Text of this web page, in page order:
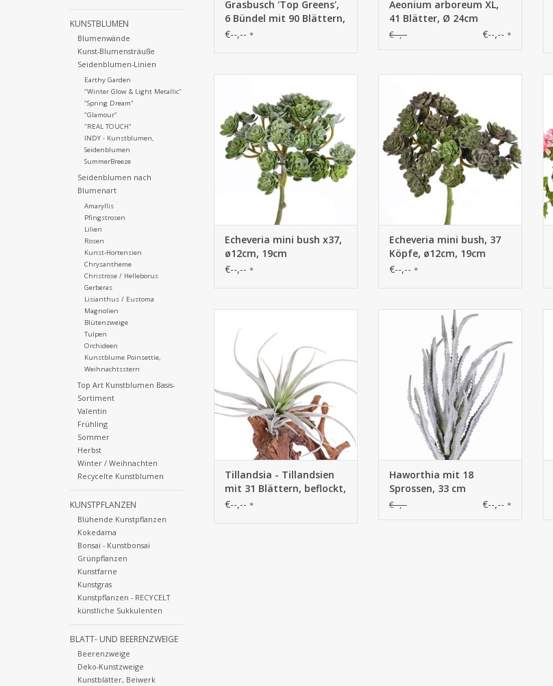
KUNSTBLUMEN
Blumenwände
Kunst-Blumensträuße
Seidenblumen-Linien
Earthy Garden
"Winter Glow & Light Metallic"
"Spring Dream"
"Glamour"
"REAL TOUCH"
INDY - Kunstblumen,
Seidenblumen
SummerBreeze
Seidenblumen nach
Blumenart
Amaryllis
Pfingstrosen
Lilien
Rosen
Kunst-Hortensien
Chrysantheme
Christrose / Helleborus
Gerberas
Lisianthus / Eustoma
Magnolien
Blütenzweige
Tulpen
Orchideen
Kunstblume Poinsettie,
Weihnachtsstern
Top Art Kunstblumen Basis-
Sortiment
Valentin
Frühling
Sommer
Herbst
Winter / Weihnachten
Recycelte Kunstblumen
KUNSTPFLANZEN
Blühende Kunstpflanzen
Kokedama
Bonsai - Kunstbonsai
Grünpflanzen
Kunstfarne
Kunstgras
Kunstpflanzen - RECYCELT
künstliche Sukkulenten
BLATT- UND BEERENZWEIGE
Beerenzweige
Deko-Kunstzweige
Kunstblätter, Beiwerk
Grasbusch 'Top Greens',
6 Bündel mit 90 Blättern,
UV sicher, Vollplastik, Ø
€--,-- *
Aeonium arboreum XL,
41 Blätter, Ø 24cm
€--,-- €--,-- *
x37, ø12cm, 19cm
Echeveria mini bush x37,
ø12cm, 19cm
€--,-- *
37 Köpfe, ø12cm, 19cm
Echeveria mini bush, 37
Köpfe, ø12cm, 19cm
€--,-- *
Tillandsien mit 31 Blättern,
beflockt, 25 cm
Tillandsia - Tillandsien
mit 31 Blättern, beflockt,
25 cm
€--,-- *
758115GS - HaworHaworthia mit
18 Sprossen, 33 cm
Haworthia mit 18
Sprossen, 33 cm
€--,-- €--,-- *